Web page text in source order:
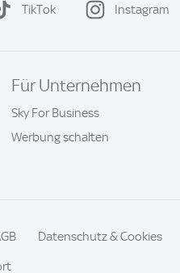
TikTok Instagram
Für Unternehmen
Sky For Business
Werbung schalten
Datenschutz & Cookies